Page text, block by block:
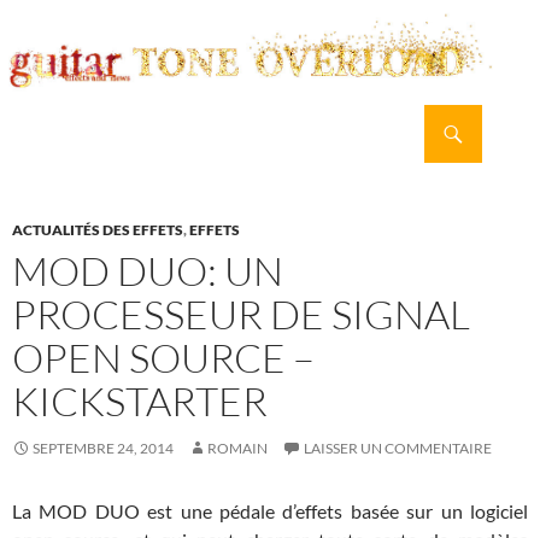
ACTUALITÉS DES EFFETS,EFFETS
MOD DUO: UN
PROCESSEUR DE SIGNAL
OPEN SOURCE –
KICKSTARTER
SEPTEMBRE 24, 2014 ROMAIN LAISSER UN COMMENTAIRE
La MOD DUO est une pédale d’effets basée sur un logiciel